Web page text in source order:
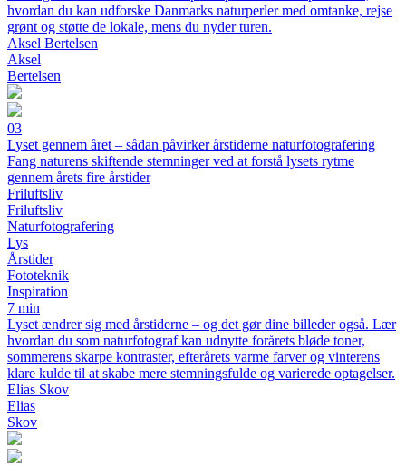
hvordan du kan udforske Danmarks naturperler med omtanke, rejse
grønt og støtte de lokale, mens du nyder turen.
Aksel Bertelsen
Aksel
Bertelsen
03
Lyset gennem året – sådan påvirker årstiderne naturfotografering
Fang naturens skiftende stemninger ved at forstå lysets rytme
gennem årets fire årstider
Friluftsliv
Friluftsliv
Naturfotografering
Lys
Årstider
Fototeknik
Inspiration
7 min
Lyset ændrer sig med årstiderne – og det gør dine billeder også. Lær
hvordan du som naturfotograf kan udnytte forårets bløde toner,
sommerens skarpe kontraster, efterårets varme farver og vinterens
klare kulde til at skabe mere stemningsfulde og varierede optagelser.
Elias Skov
Elias
Skov